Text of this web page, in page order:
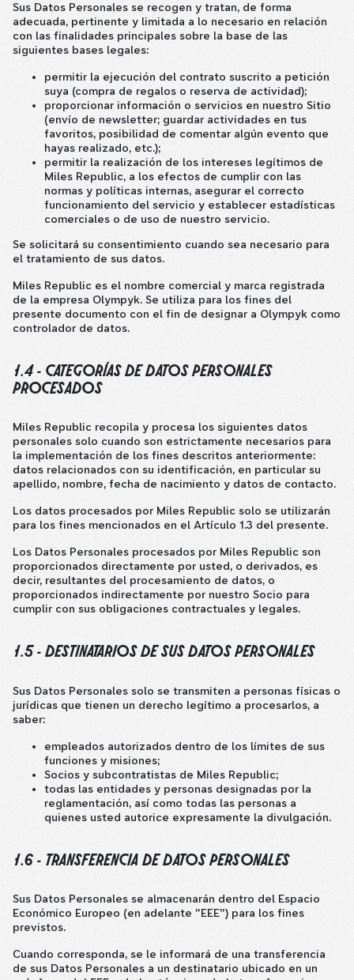
Sus Datos Personales se recogen y tratan, de forma
adecuada, pertinente y limitada a lo necesario en relación
con las finalidades principales sobre la base de las
siguientes bases legales:
permitir la ejecución del contrato suscrito a petición
suya (compra de regalos o reserva de actividad);
proporcionar información o servicios en nuestro Sitio
(envío de newsletter; guardar actividades en tus
favoritos, posibilidad de comentar algún evento que
hayas realizado, etc.);
permitir la realización de los intereses legítimos de
Miles Republic, a los efectos de cumplir con las
normas y políticas internas, asegurar el correcto
funcionamiento del servicio y establecer estadísticas
comerciales o de uso de nuestro servicio.
Se solicitará su consentimiento cuando sea necesario para
el tratamiento de sus datos.
Miles Republic es el nombre comercial y marca registrada
de la empresa Olympyk. Se utiliza para los fines del
presente documento con el fin de designar a Olympyk como
controlador de datos.
1.4 - CATEGORÍAS DE DATOS PERSONALES
PROCESADOS
Miles Republic recopila y procesa los siguientes datos
personales solo cuando son estrictamente necesarios para
la implementación de los fines descritos anteriormente:
datos relacionados con su identificación, en particular su
apellido, nombre, fecha de nacimiento y datos de contacto.
Los datos procesados por Miles Republic solo se utilizarán
para los fines mencionados en el Artículo 1.3 del presente.
Los Datos Personales procesados por Miles Republic son
proporcionados directamente por usted, o derivados, es
decir, resultantes del procesamiento de datos, o
proporcionados indirectamente por nuestro Socio para
cumplir con sus obligaciones contractuales y legales.
1.5 - DESTINATARIOS DE SUS DATOS PERSONALES
Sus Datos Personales solo se transmiten a personas físicas o
jurídicas que tienen un derecho legítimo a procesarlos, a
saber:
empleados autorizados dentro de los límites de sus
funciones y misiones;
Socios y subcontratistas de Miles Republic;
todas las entidades y personas designadas por la
reglamentación, así como todas las personas a
quienes usted autorice expresamente la divulgación.
1.6 - TRANSFERENCIA DE DATOS PERSONALES
Sus Datos Personales se almacenarán dentro del Espacio
Económico Europeo (en adelante "EEE") para los fines
previstos.
Cuando corresponda, se le informará de una transferencia
de sus Datos Personales a un destinatario ubicado en un